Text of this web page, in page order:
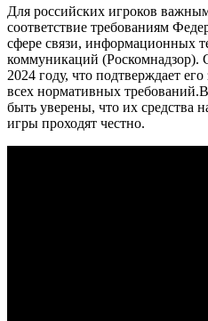
Для российских игроков
соответствие требованиям
сфере связи, информационных
коммуникаций (Роскомнадзор).
2024 году, что подтверждает
всех нормативных требований.В
быть уверены, что их средства
игры проходят честно.